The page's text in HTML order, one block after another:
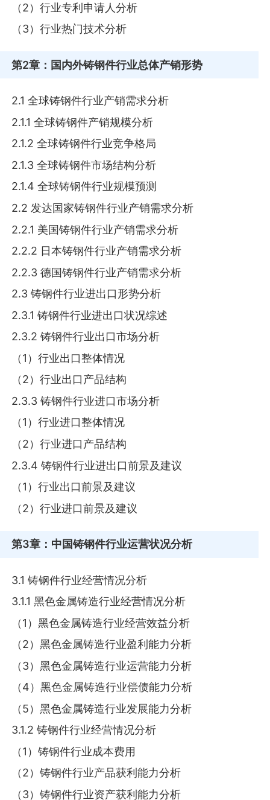
（2）行业专利申请人分析
（3）行业热门技术分析
第2章 ：国内外铸钢件行业总体产销形势
2.1 全球铸钢件行业产销需求分析
2.1.1 全球铸钢件产销规模分析
2.1.2 全球铸钢件行业竞争格局
2.1.3 全球铸钢件市场结构分析
2.1.4 全球铸钢件行业规模预测
2.2 发达国家铸钢件行业产销需求分析
2.2.1 美国铸钢件行业产销需求分析
2.2.2 日本铸钢件行业产销需求分析
2.2.3 德国铸钢件行业产销需求分析
2.3 铸钢件行业进出口形势分析
2.3.1 铸钢件行业进出口状况综述
2.3.2 铸钢件行业出口市场分析
（1）行业出口整体情况
（2）行业出口产品结构
2.3.3 铸钢件行业进口市场分析
（1）行业进口整体情况
（2）行业进口产品结构
2.3.4 铸钢件行业进出口前景及建议
（1）行业出口前景及建议
（2）行业进口前景及建议
第3章 ：中国铸钢件行业运营状况分析
3.1 铸钢件行业经营情况分析
3.1.1 黑色金属铸造行业经营情况分析
（1）黑色金属铸造行业经营效益分析
（2）黑色金属铸造行业盈利能力分析
（3）黑色金属铸造行业运营能力分析
（4）黑色金属铸造行业偿债能力分析
（5）黑色金属铸造行业发展能力分析
3.1.2 铸钢件行业经营情况分析
（1）铸钢件行业成本费用
（2）铸钢件行业产品获利能力分析
（3）铸钢件行业资产获利能力分析